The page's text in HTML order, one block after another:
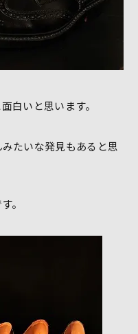
白いと思います。
たいな発見もあると思
。